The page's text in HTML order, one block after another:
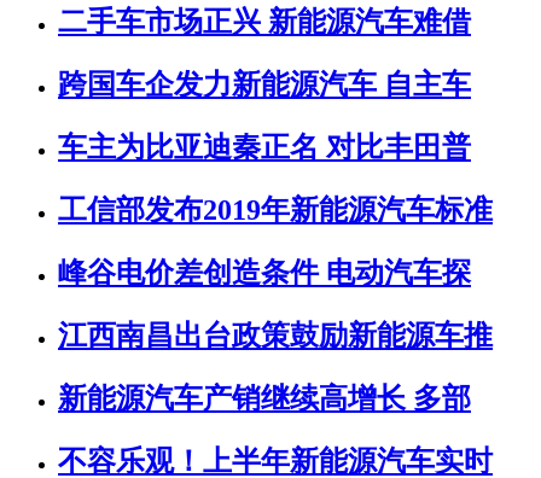
二手车市场正兴 新能源汽车难借
跨国车企发力新能源汽车 自主车
车主为比亚迪秦正名 对比丰田普
工信部发布2019年新能源汽车标准
峰谷电价差创造条件 电动汽车探
江西南昌出台政策鼓励新能源车推
新能源汽车产销继续高增长 多部
不容乐观！上半年新能源汽车实时